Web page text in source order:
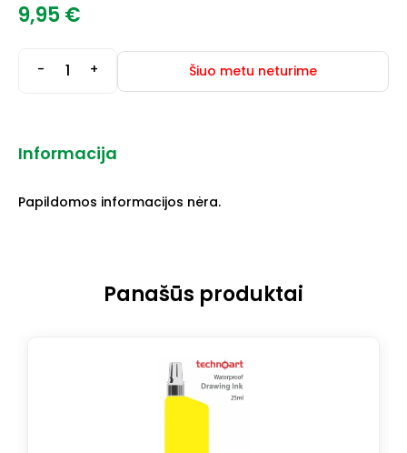
9,95€
- + Šiuo metu neturime
Informacija
Papildomos informacijos nėra.
Panašūs produktai